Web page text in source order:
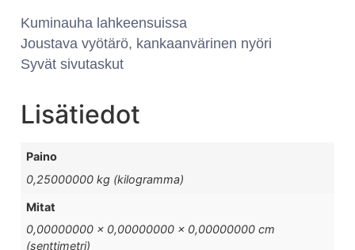
Kuminauha lahkeensuissa
Joustava vyötärö, kankaanvärinen nyöri
Syvät sivutaskut
Lisätiedot
Paino
0,25000000 kg (kilogramma)
Mitat
0,00000000 × 0,00000000 × 0,00000000 cm
(senttimetri)